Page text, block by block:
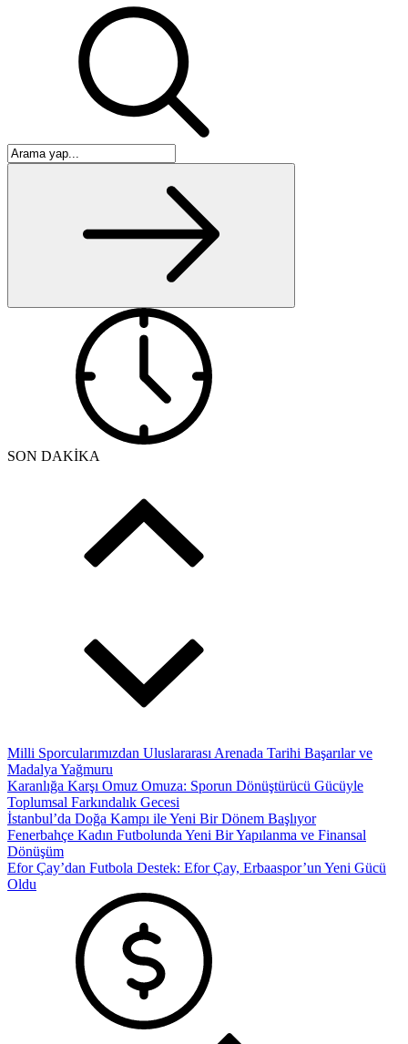
SON DAKİKA
Milli Sporcularımızdan Uluslararası Arenada Tarihi Başarılar ve
Madalya Yağmuru
Karanlığa Karşı Omuz Omuza: Sporun Dönüştürücü Gücüyle
Toplumsal Farkındalık Gecesi
İstanbul’da Doğa Kampı ile Yeni Bir Dönem Başlıyor
Fenerbahçe Kadın Futbolunda Yeni Bir Yapılanma ve Finansal
Dönüşüm
Efor Çay’dan Futbola Destek: Efor Çay, Erbaaspor’un Yeni Gücü
Oldu